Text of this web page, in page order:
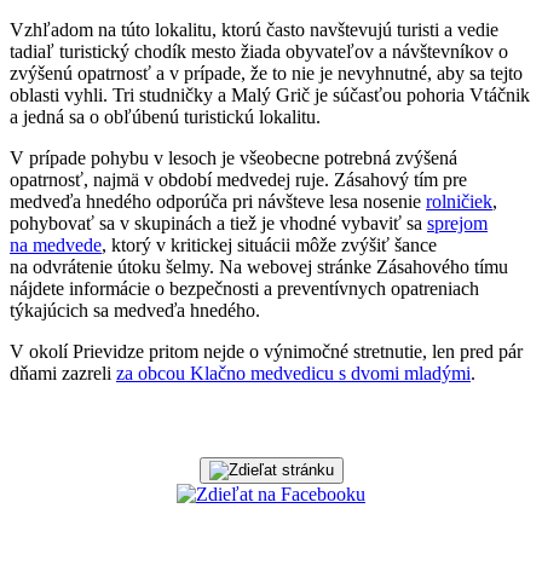
Vzhľadom na túto lokalitu, ktorú často navštevujú turisti a vedie
tadiaľ turistický chodík mesto žiada obyvateľov a návštevníkov o
zvýšenú opatrnosť a v prípade, že to nie je nevyhnutné, aby sa tejto
oblasti vyhli. Tri studničky a Malý Grič je súčasťou pohoria Vtáčnik
a jedná sa o obľúbenú turistickú lokalitu.
V prípade pohybu v lesoch je všeobecne potrebná zvýšená
opatrnosť, najmä v období medvedej ruje. Zásahový tím pre
medveďa hnedého odporúča pri návšteve lesa nosenie rolničiek,
pohybovať sa v skupinách a tiež je vhodné vybaviť sa sprejom
na medvede, ktorý v kritickej situácii môže zvýšiť šance
na odvrátenie útoku šelmy. Na webovej stránke Zásahového tímu
nájdete informácie o bezpečnosti a preventívnych opatreniach
týkajúcich sa medveďa hnedého.
V okolí Prievidze pritom nejde o výnimočné stretnutie, len pred pár
dňami zazreli za obcou Klačno medvedicu s dvomi mladými.